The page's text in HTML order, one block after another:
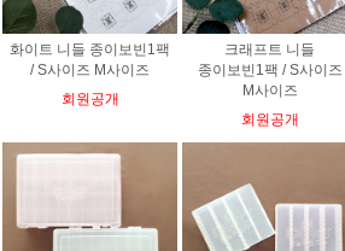
화이트 니들 종이보빈1팩
/ S사이즈 M사이즈
회원공개
크래프트 니들
종이보빈1팩 / S사이즈
M사이즈
회원공개